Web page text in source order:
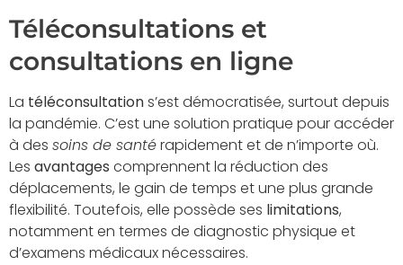
Téléconsultations et
consultations en ligne
La téléconsultations’est démocratisée, surtout depuis
la pandémie. C’est une solution pratique pour accéder
à des soins de santérapidement et de n’importe où.
Les avantages comprennent la réduction des
déplacements, le gain de temps et une plus grande
flexibilité. Toutefois, elle possède ses limitations,
notamment en termes de diagnostic physique et
d’examens médicaux nécessaires.